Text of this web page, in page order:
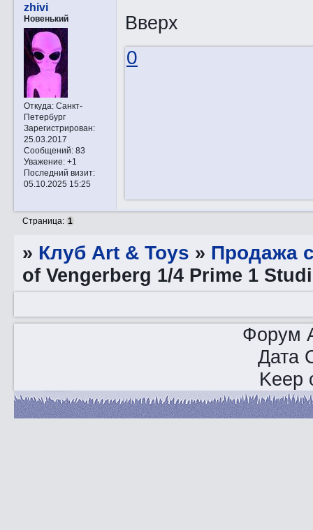
zhivi
Новенький
Откуда:Санкт-
Петербург
Зарегистрирован:
25.03.2017
Сообщений:83
Уважение: +1
Последний визит:
05.10.2025 15:25
Вверх
0
Страница: 1
» Клуб Art & Toys » Продажа
of Vengerberg 1/4 Prime 1
Форум
Дата
Keep